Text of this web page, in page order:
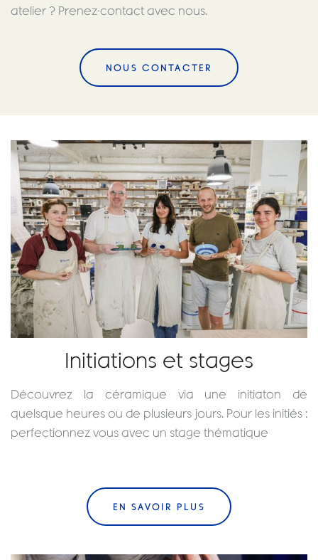
atelier ? Prenez-contact avec nous.
NOUS CONTACTER
Initiations et stages
Découvrez la céramique via une initiaton de
quelsque heures ou de plusieurs jours. Pour les initiés :
perfectionnez vous avec un stage thématique
EN SAVOIR PLUS